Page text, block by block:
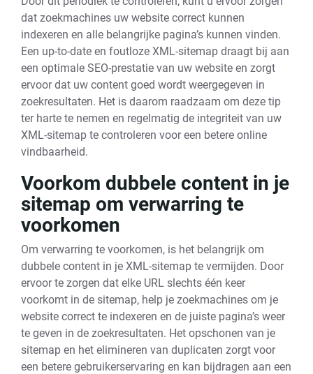
dat zoekmachines uw website correct kunnen
indexeren en alle belangrijke pagina’s kunnen vinden.
Een up-to-date en foutloze XML-sitemap draagt bij aan
een optimale SEO-prestatie van uw website en zorgt
ervoor dat uw content goed wordt weergegeven in
zoekresultaten. Het is daarom raadzaam om deze tip
ter harte te nemen en regelmatig de integriteit van uw
XML-sitemap te controleren voor een betere online
vindbaarheid.
Voorkom dubbele content in je
sitemap om verwarring te
voorkomen
Om verwarring te voorkomen, is het belangrijk om
dubbele content in je XML-sitemap te vermijden. Door
ervoor te zorgen dat elke URL slechts één keer
voorkomt in de sitemap, help je zoekmachines om je
website correct te indexeren en de juiste pagina’s weer
te geven in de zoekresultaten. Het opschonen van je
sitemap en het elimineren van duplicaten zorgt voor
een betere gebruikerservaring en kan bijdragen aan een